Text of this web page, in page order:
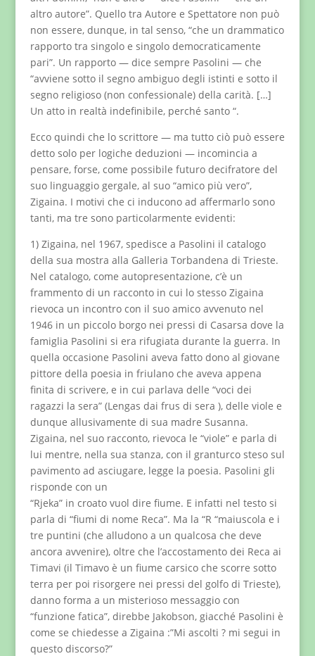
altro autore”. Quello tra Autore e Spettatore non può
non essere, dunque, in tal senso, “che un drammatico
rapporto tra singolo e singolo democraticamente
pari”. Un rapporto — dice sempre Pasolini — che
“avviene sotto il segno ambiguo degli istinti e sotto il
segno religioso (non confessionale) della carità. […]
Un atto in realtà indefinibile, perché santo “.
Ecco quindi che lo scrittore — ma tutto ciò può essere
detto solo per logiche deduzioni — incomincia a
pensare, forse, come possibile futuro decifratore del
suo linguaggio gergale, al suo “amico più vero”,
Zigaina. I motivi che ci inducono ad affermarlo sono
tanti, ma tre sono particolarmente evidenti:
1) Zigaina, nel 1967, spedisce a Pasolini il catalogo
della sua mostra alla Galleria Torbandena di Trieste.
Nel catalogo, come autopresentazione, c’è un
frammento di un racconto in cui lo stesso Zigaina
rievoca un incontro con il suo amico avvenuto nel
1946 in un piccolo borgo nei pressi di Casarsa dove la
famiglia Pasolini si era rifugiata durante la guerra. In
quella occasione Pasolini aveva fatto dono al giovane
pittore della poesia in friulano che aveva appena
finita di scrivere, e in cui parlava delle “voci dei
ragazzi la sera” (Lengas dai frus di sera ), delle viole e
dunque allusivamente di sua madre Susanna.
Zigaina, nel suo racconto, rievoca le “viole” e parla di
lui mentre, nella sua stanza, con il granturco steso sul
pavimento ad asciugare, legge la poesia. Pasolini gli
risponde con un
“Rjeka” in croato vuol dire fiume. E infatti nel testo si
parla di “fiumi di nome Reca”. Ma la “R “maiuscola e i
tre puntini (che alludono a un qualcosa che deve
ancora avvenire), oltre che l’accostamento dei Reca ai
Timavi (il Timavo è un fiume carsico che scorre sotto
terra per poi risorgere nei pressi del golfo di Trieste),
danno forma a un misterioso messaggio con
“funzione fatica”, direbbe Jakobson, giacché Pasolini è
come se chiedesse a Zigaina :”Mi ascolti ? mi segui in
questo discorso?”